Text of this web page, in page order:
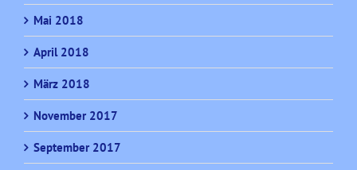
Mai 2018
April 2018
März 2018
November 2017
September 2017